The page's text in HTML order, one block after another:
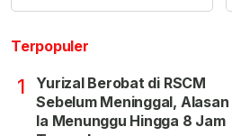
Terpopuler
1
Yurizal Berobat di RSCM
Sebelum Meninggal, Alasan
Ia Menunggu Hingga 8 Jam